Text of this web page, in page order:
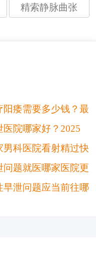
精索静脉曲张
阳痿需要多少钱？最
报销明细公开！
医院哪家好？2025
者真实评价来了！
男科医院看射精过快
认可
问题就医哪家医院更
早泄问题应当前往哪